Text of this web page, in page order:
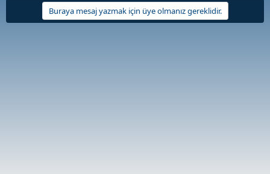
Buraya mesaj yazmak için üye olmanız gereklidir.